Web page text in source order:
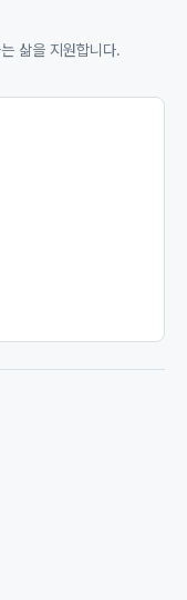
삶을 지원합니다.